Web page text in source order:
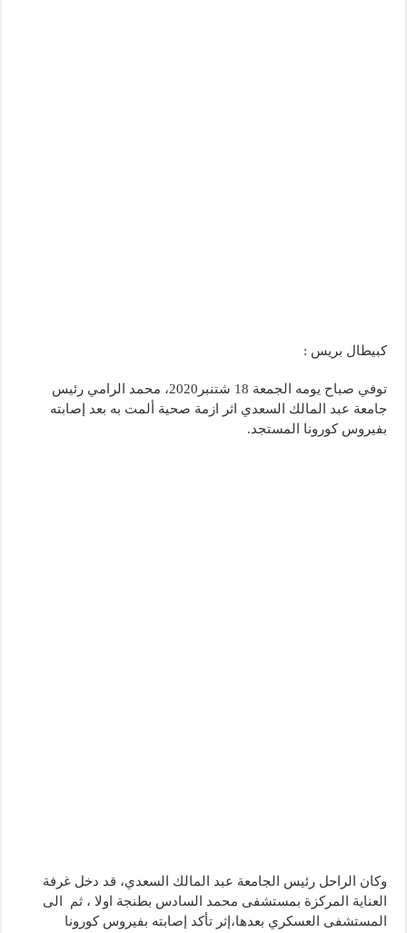
كبيطال بريس :
توفي صباح يومه الجمعة 18 شتنبر2020، محمد الرامي رئيس
جامعة عبد المالك السعدي اثر ازمة صحية ألمت به بعد إصابته
بفيروس كورونا المستجد.
وكان الراحل رئيس الجامعة عبد المالك السعدي، قد دخل غرفة
العناية المركزة بمستشفى محمد السادس بطنجة اولا ، ثم الى
المستشفى العسكري بعدها،إثر تأكد إصابته بفيروس كورونا